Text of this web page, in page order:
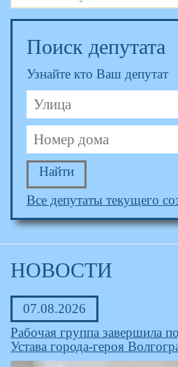
Поиск депутата
Узнайте кто Ваш депутат
Все депутаты текущего
НОВОСТИ
07.08.2026
Рабочая группа завершила
Устава города-героя